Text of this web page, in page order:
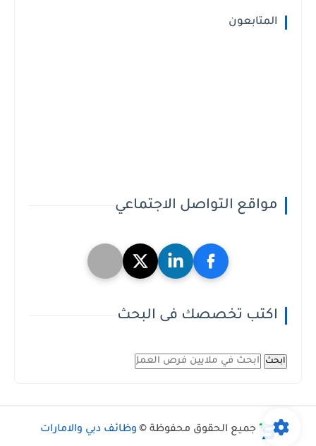
المتابعون
مواقع التواصل الاجتماعي
اكتب تخصصك فى البحث
ابحث
جميع الحقوق محفوظة © وظائف دبي والامارات